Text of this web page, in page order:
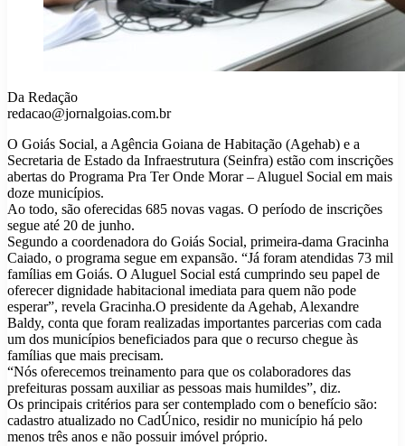
Da Redação
redacao@jornalgoias.com.br
O Goiás Social, a Agência Goiana de Habitação (Agehab) e a
Secretaria de Estado da Infraestrutura (Seinfra) estão com inscrições
abertas do Programa Pra Ter Onde Morar – Aluguel Social em mais
doze municípios.
Ao todo, são oferecidas 685 novas vagas. O período de inscrições
segue até 20 de junho.
Segundo a coordenadora do Goiás Social, primeira-dama Gracinha
Caiado, o programa segue em expansão. “Já foram atendidas 73 mil
famílias em Goiás. O Aluguel Social está cumprindo seu papel de
oferecer dignidade habitacional imediata para quem não pode
esperar”, revela Gracinha.O presidente da Agehab, Alexandre
Baldy, conta que foram realizadas importantes parcerias com cada
um dos municípios beneficiados para que o recurso chegue às
famílias que mais precisam.
“Nós oferecemos treinamento para que os colaboradores das
prefeituras possam auxiliar as pessoas mais humildes”, diz.
Os principais critérios para ser contemplado com o benefício são:
cadastro atualizado no CadÚnico, residir no município há pelo
menos três anos e não possuir imóvel próprio.